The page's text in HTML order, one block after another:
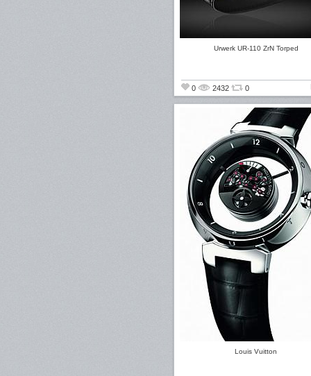
Urwerk UR-110 ZrN Torped
0 2432 0
Louis Vuitton